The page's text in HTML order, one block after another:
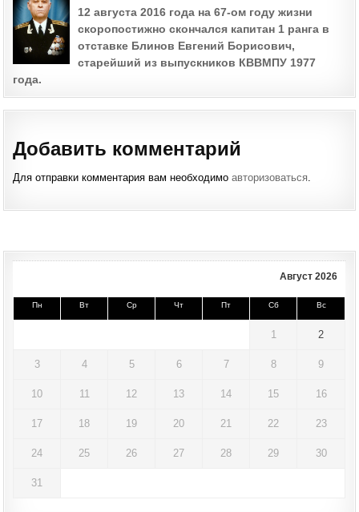
12 августа 2016 года на 67-ом году жизни
скоропостижно скончался капитан 1 ранга в
отставке Блинов Евгений Борисович,
старейший из выпускников КВВМПУ 1977
года.
Добавить комментарий
Для отправки комментария вам необходимоавторизоваться.
Август 2026
Пн Вт Ср Чт Пт Сб Вс
1 2
3 4 5 6 7 8 9
10 11 12 13 14 15 16
17 18 19 20 21 22 23
24 25 26 27 28 29 30
31